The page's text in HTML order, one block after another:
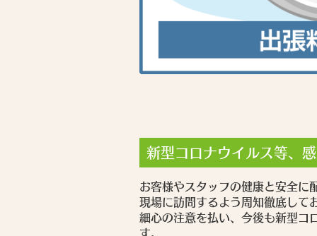
新型コロナウイルス等、
お客様やスタッフの健康と安全に
現場に訪問するよう周知徹底して
細心の注意を払い、今後も新型コ
す。